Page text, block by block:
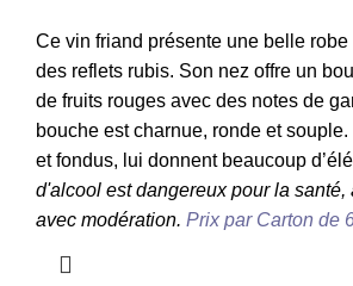
Ce vin friand présente une belle
des reflets rubis. Son nez offre un
de fruits rouges avec des notes de
bouche est charnue, ronde et
et fondus, lui donnent beaucoup
d'alcool est dangereux pour la santé,
avec modération. Prix par Carton de